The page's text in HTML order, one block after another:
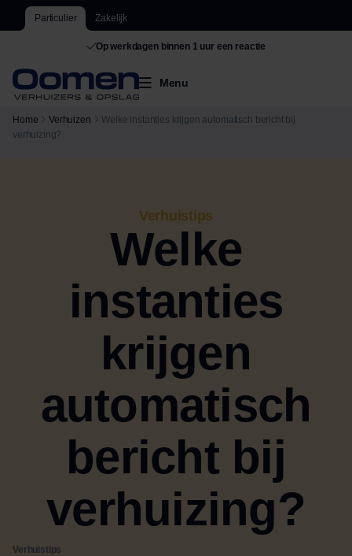
Particulier Zakelijk
Op werkdagen binnen 1 uur een reactie
Menu
Home Verhuizen
Welke instanties krijgen automatisch bericht bij
verhuizing?
Verhuistips
Welke
instanties
krijgen
automatisch
bericht bij
verhuizing?
Verhuistips